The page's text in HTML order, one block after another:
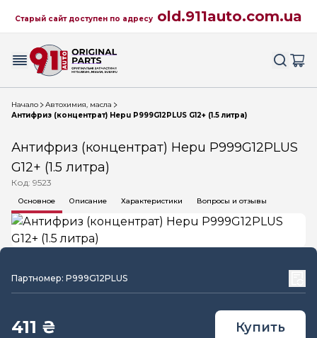
Старый сайт доступен по адресу old.911auto.com.ua
Начало
Автохимия, масла
Антифриз (концентрат) Hepu P999G12PLUS G12+ (1.5 литра)
Антифриз (концентрат) Hepu P999G12PLUS
G12+ (1.5 литра)
Код: 9523
Основное Описание Характеристики Вопросы и отзывы
Партномер: P999G12PLUS
411 ₴ Купить